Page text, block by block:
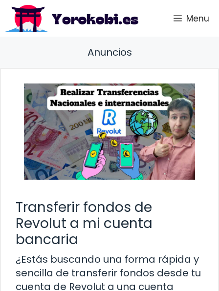
Saltar
contenido
Menu
Anuncios
Transferir fondos de
Revolut a mi cuenta
bancaria
¿Estás buscando una forma rápida y
sencilla de transferir fondos desde tu
cuenta de Revolut a una cuenta